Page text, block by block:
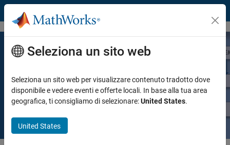
Vai al contenuto
Progettazione Model-based per
sistemi di controllo embedded
Seleziona un sito web
Seleziona un sito web per visualizzare contenuto tradotto dove
disponibile e vedere eventi e offerte locali. In base alla tua area
geografica, ti consigliamo di selezionare:United States.
United States